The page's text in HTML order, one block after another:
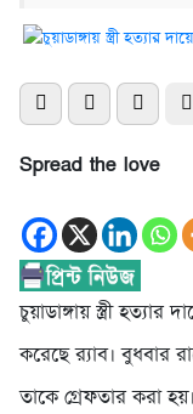
Spread the love
চুয়াডাঙ্গায় স্ত্রী
করেছে র‌্যাব। বুধবার
তাকে গ্রেফতার করা